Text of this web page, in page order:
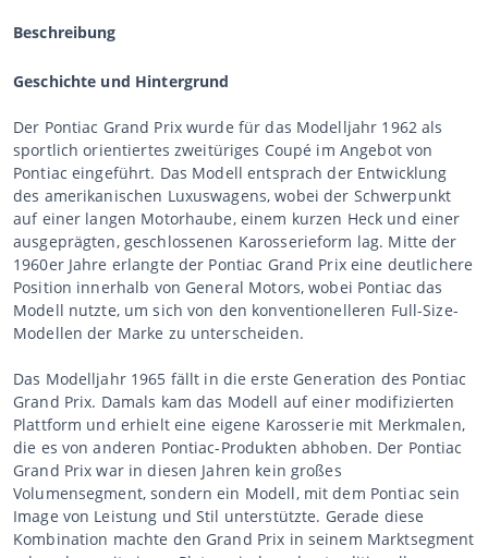
Beschreibung
Geschichte und Hintergrund
Der Pontiac Grand Prix wurde für das Modelljahr 1962 als
sportlich orientiertes zweitüriges Coupé im Angebot von
Pontiac eingeführt. Das Modell entsprach der Entwicklung
des amerikanischen Luxuswagens, wobei der Schwerpunkt
auf einer langen Motorhaube, einem kurzen Heck und einer
ausgeprägten, geschlossenen Karosserieform lag. Mitte der
1960er Jahre erlangte der Pontiac Grand Prix eine deutlichere
Position innerhalb von General Motors, wobei Pontiac das
Modell nutzte, um sich von den konventionelleren Full-Size-
Modellen der Marke zu unterscheiden.
Das Modelljahr 1965 fällt in die erste Generation des Pontiac
Grand Prix. Damals kam das Modell auf einer modifizierten
Plattform und erhielt eine eigene Karosserie mit Merkmalen,
die es von anderen Pontiac-Produkten abhoben. Der Pontiac
Grand Prix war in diesen Jahren kein großes
Volumensegment, sondern ein Modell, mit dem Pontiac sein
Image von Leistung und Stil unterstützte. Gerade diese
Kombination machte den Grand Prix in seinem Marktsegment